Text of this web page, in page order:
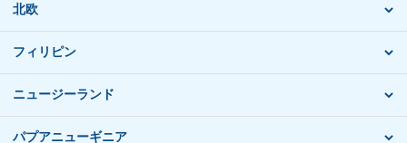
北欧
フィリピン
ニュージーランド
パプアニューギニア